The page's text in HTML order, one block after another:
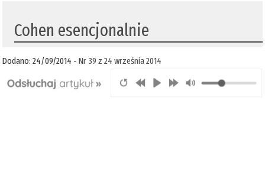
Cohen esencjonalnie
Dodano: 24/09/2014 -Nr 39 z 24 września 2014